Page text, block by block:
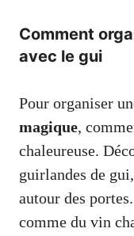
Comment
avec le gui
Pour organiser
magique,
chaleureuse.
guirlandes de
autour des
comme du vin